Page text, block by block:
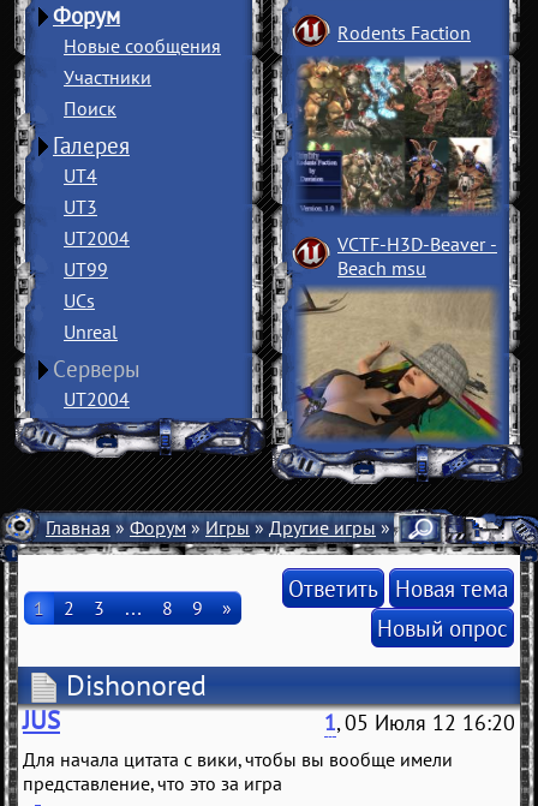
Форум
Новые сообщения
Участники
Поиск
Галерея
UT4
UT3
UT2004
UT99
UCs
Unreal
Серверы
UT2004
Rodents Faction
VCTF-H3D-Beaver ­
Beach msu
Главная»Форум»Игры»Другие игры» Dishonored
1 2 3 … 8 9 »
Ответить Новая тема
Новый опрос
Dishonored
JUS 1, 05 Июля 12 16:20
Для начала цитата с вики, чтобы вы вообще имели
представление, что это за игра